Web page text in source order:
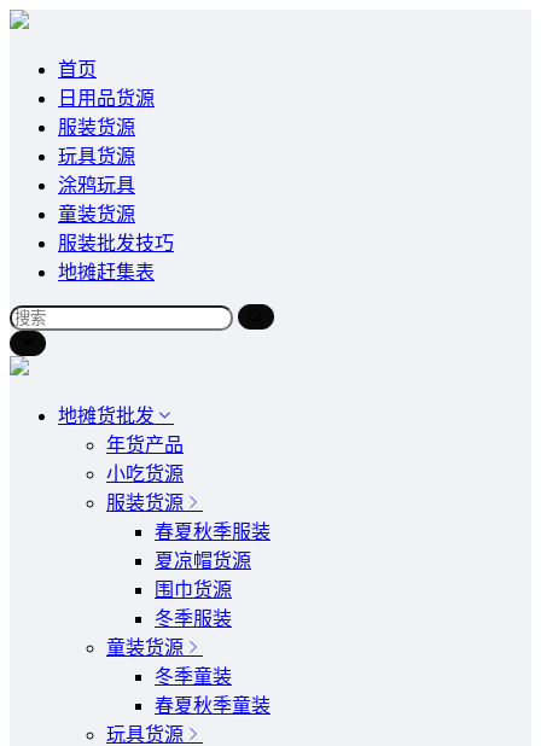
首页
日用品货源
服装货源
玩具货源
涂鸦玩具
童装货源
服装批发技巧
地摊赶集表
地摊货批发
年货产品
小吃货源
服装货源
春夏秋季服装
夏凉帽货源
围巾货源
冬季服装
童装货源
冬季童装
春夏秋季童装
玩具货源